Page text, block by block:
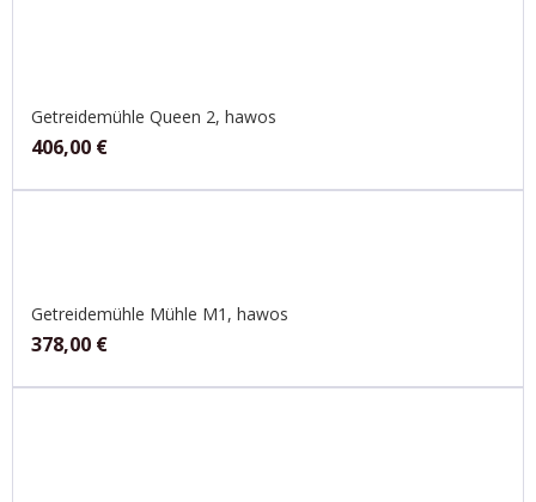
Getreidemühle Queen 2, hawos
406,00 €
Getreidemühle Mühle M1, hawos
378,00 €